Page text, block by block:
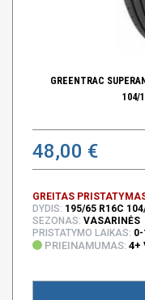
GREENTRAC
104/
48,00 €
GREITAS
DYDIS: 195/65 R16C
SEZONAS: VASARINĖS
PRISTATYMO LAIKAS: 0-
PRIEINAMUMAS: 4+